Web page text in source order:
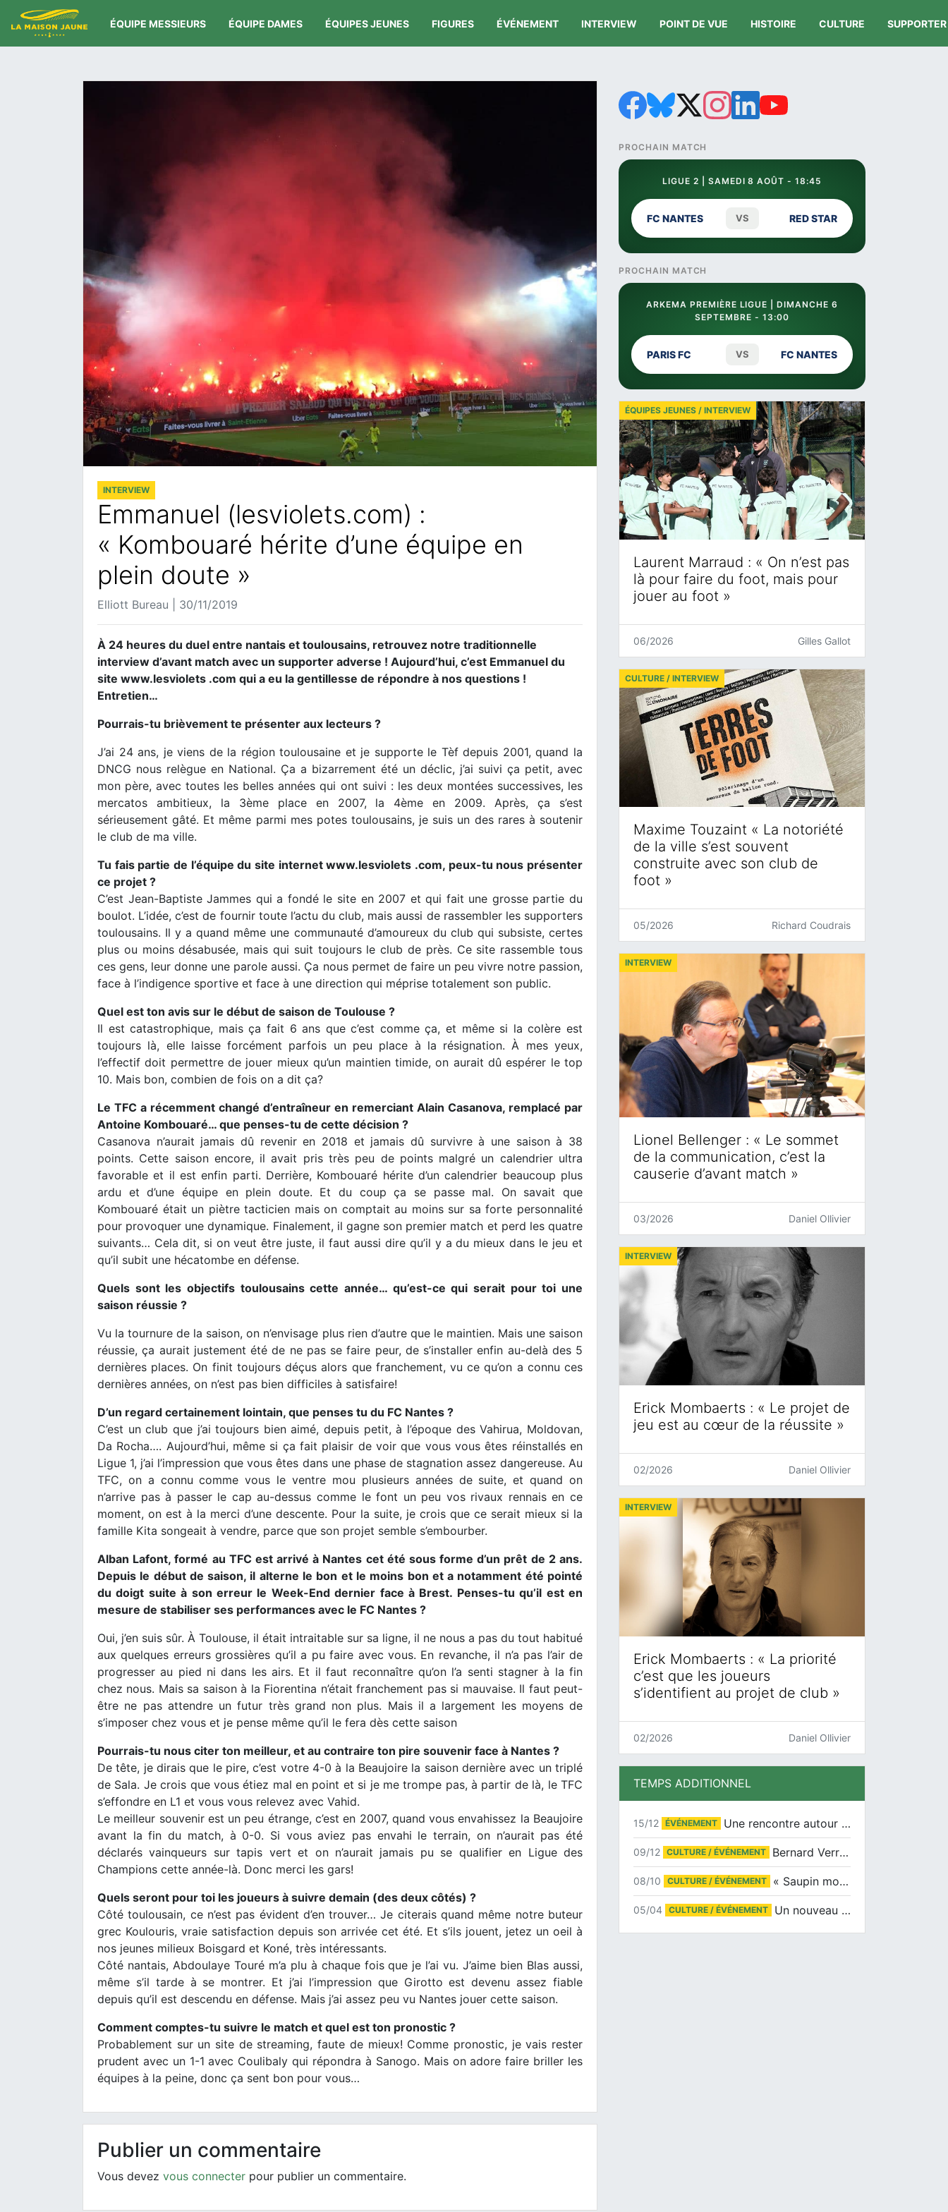
ÉQUIPE MESSIEURS ÉQUIPE DAMES ÉQUIPES JEUNES FIGURES ÉVÉNEMENT INTERVIEW POINT DE VUE HISTOIRE CULTURE SUPPORTER
INTERVIEW
Emmanuel (lesviolets.com) :
« Kombouaré hérite d’une équipe en
plein doute »
Elliott Bureau | 30/11/2019
À 24 heures du duel entre nantais et toulousains, retrouvez notre traditionnelle
interview d’avant match avec un supporter adverse ! Aujourd’hui, c’est Emmanuel du
site www.lesviolets .com qui a eu la gentillesse de répondre à nos questions !
Entretien…
Pourrais-tu brièvement te présenter aux lecteurs ?
J’ai 24 ans, je viens de la région toulousaine et je supporte le Tèf depuis 2001, quand la
DNCG nous relègue en National. Ça a bizarrement été un déclic, j’ai suivi ça petit, avec
mon père, avec toutes les belles années qui ont suivi : les deux montées successives, les
mercatos ambitieux, la 3ème place en 2007, la 4ème en 2009. Après, ça s’est
sérieusement gâté. Et même parmi mes potes toulousains, je suis un des rares à soutenir
le club de ma ville.
Tu fais partie de l’équipe du site internet www.lesviolets .com, peux-tu nous présenter
ce projet ?
C’est Jean-Baptiste Jammes qui a fondé le site en 2007 et qui fait une grosse partie du
boulot. L’idée, c’est de fournir toute l’actu du club, mais aussi de rassembler les supporters
toulousains. Il y a quand même une communauté d’amoureux du club qui subsiste, certes
plus ou moins désabusée, mais qui suit toujours le club de près. Ce site rassemble tous
ces gens, leur donne une parole aussi. Ça nous permet de faire un peu vivre notre passion,
face à l’indigence sportive et face à une direction qui méprise totalement son public.
Quel est ton avis sur le début de saison de Toulouse ?
Il est catastrophique, mais ça fait 6 ans que c’est comme ça, et même si la colère est
toujours là, elle laisse forcément parfois un peu place à la résignation. À mes yeux,
l’effectif doit permettre de jouer mieux qu’un maintien timide, on aurait dû espérer le top
10. Mais bon, combien de fois on a dit ça?
Le TFC a récemment changé d’entraîneur en remerciant Alain Casanova, remplacé par
Antoine Kombouaré… que penses-tu de cette décision ?
Casanova n’aurait jamais dû revenir en 2018 et jamais dû survivre à une saison à 38
points. Cette saison encore, il avait pris très peu de points malgré un calendrier ultra
favorable et il est enfin parti. Derrière, Kombouaré hérite d’un calendrier beaucoup plus
ardu et d’une équipe en plein doute. Et du coup ça se passe mal. On savait que
Kombouaré était un piètre tacticien mais on comptait au moins sur sa forte personnalité
pour provoquer une dynamique. Finalement, il gagne son premier match et perd les quatre
suivants… Cela dit, si on veut être juste, il faut aussi dire qu’il y a du mieux dans le jeu et
qu’il subit une hécatombe en défense.
Quels sont les objectifs toulousains cette année… qu’est-ce qui serait pour toi une
saison réussie ?
Vu la tournure de la saison, on n’envisage plus rien d’autre que le maintien. Mais une saison
réussie, ça aurait justement été de ne pas se faire peur, de s’installer enfin au-delà des 5
dernières places. On finit toujours déçus alors que franchement, vu ce qu’on a connu ces
dernières années, on n’est pas bien difficiles à satisfaire!
D’un regard certainement lointain, que penses tu du FC Nantes ?
C’est un club que j’ai toujours bien aimé, depuis petit, à l’époque des Vahirua, Moldovan,
Da Rocha…. Aujourd’hui, même si ça fait plaisir de voir que vous vous êtes réinstallés en
Ligue 1, j’ai l’impression que vous êtes dans une phase de stagnation assez dangereuse. Au
TFC, on a connu comme vous le ventre mou plusieurs années de suite, et quand on
n’arrive pas à passer le cap au-dessus comme le font un peu vos rivaux rennais en ce
moment, on est à la merci d’une descente. Pour la suite, je crois que ce serait mieux si la
famille Kita songeait à vendre, parce que son projet semble s’embourber.
Alban Lafont, formé au TFC est arrivé à Nantes cet été sous forme d’un prêt de 2 ans.
Depuis le début de saison, il alterne le bon et le moins bon et a notamment été pointé
du doigt suite à son erreur le Week-End dernier face à Brest. Penses-tu qu’il est en
mesure de stabiliser ses performances avec le FC Nantes ?
Oui, j’en suis sûr. À Toulouse, il était intraitable sur sa ligne, il ne nous a pas du tout habitué
aux quelques erreurs grossières qu’il a pu faire avec vous. En revanche, il n’a pas l’air de
progresser au pied ni dans les airs. Et il faut reconnaître qu’on l’a senti stagner à la fin
chez nous. Mais sa saison à la Fiorentina n’était franchement pas si mauvaise. Il faut peut-
être ne pas attendre un futur très grand non plus. Mais il a largement les moyens de
s’imposer chez vous et je pense même qu’il le fera dès cette saison
Pourrais-tu nous citer ton meilleur, et au contraire ton pire souvenir face à Nantes ?
De tête, je dirais que le pire, c’est votre 4-0 à la Beaujoire la saison dernière avec un triplé
de Sala. Je crois que vous étiez mal en point et si je me trompe pas, à partir de là, le TFC
s’effondre en L1 et vous vous relevez avec Vahid.
Le meilleur souvenir est un peu étrange, c’est en 2007, quand vous envahissez la Beaujoire
avant la fin du match, à 0-0. Si vous aviez pas envahi le terrain, on n’aurait pas été
déclarés vainqueurs sur tapis vert et on n’aurait jamais pu se qualifier en Ligue des
Champions cette année-là. Donc merci les gars!
Quels seront pour toi les joueurs à suivre demain (des deux côtés) ?
Côté toulousain, ce n’est pas évident d’en trouver… Je citerais quand même notre buteur
grec Koulouris, vraie satisfaction depuis son arrivée cet été. Et s’ils jouent, jetez un oeil à
nos jeunes milieux Boisgard et Koné, très intéressants.
Côté nantais, Abdoulaye Touré m’a plu à chaque fois que je l’ai vu. J’aime bien Blas aussi,
même s’il tarde à se montrer. Et j’ai l’impression que Girotto est devenu assez fiable
depuis qu’il est descendu en défense. Mais j’ai assez peu vu Nantes jouer cette saison.
Comment comptes-tu suivre le match et quel est ton pronostic ?
Probablement sur un site de streaming, faute de mieux! Comme pronostic, je vais rester
prudent avec un 1-1 avec Coulibaly qui répondra à Sanogo. Mais on adore faire briller les
équipes à la peine, donc ça sent bon pour vous…
Publier un commentaire
Vous devez vous connecter pour publier un commentaire.
PROCHAIN MATCH
LIGUE 2 | SAMEDI 8 AOÛT - 18:45
FC NANTES VS RED STAR
PROCHAIN MATCH
ARKEMA PREMIÈRE LIGUE | DIMANCHE 6
SEPTEMBRE - 13:00
PARIS FC VS FC NANTES
Laurent Marraud : « On n’est pas
là pour faire du foot, mais pour
jouer au foot »
ÉQUIPES JEUNES / INTERVIEW
06/2026 Gilles Gallot
Maxime Touzaint « La notoriété
de la ville s’est souvent
construite avec son club de
foot »
CULTURE / INTERVIEW
05/2026 Richard Coudrais
Lionel Bellenger : « Le sommet
de la communication, c’est la
causerie d’avant match »
INTERVIEW
03/2026 Daniel Ollivier
Erick Mombaerts : « Le projet de
jeu est au cœur de la réussite »
INTERVIEW
02/2026 Daniel Ollivier
Erick Mombaerts : « La priorité
c’est que les joueurs
s’identifient au projet de club »
INTERVIEW
02/2026 Daniel Ollivier
TEMPS ADDITIONNEL
15/12 ÉVÉNEMENT Une rencontre autour de Jean-Claude Suaudeau
09/12 CULTURE / ÉVÉNEMENT Bernard Verret en dédicaces le samedi 13 décembre à l’Espace Culturel Atlantis
08/10 CULTURE / ÉVÉNEMENT « Saupin mon amour » au salon du livre de Trentemoult
05/04 CULTURE / ÉVÉNEMENT Un nouveau tirage pour le Docu-BD